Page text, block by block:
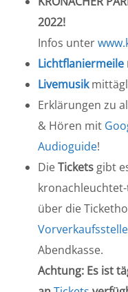
2022!
Infos unter
Lichtflaniermeile
Livemusik
Erklärungen zu
& Hören mit
Audioguide!
DieTickets gibt
über die
Abendkasse.
Achtung: Es ist